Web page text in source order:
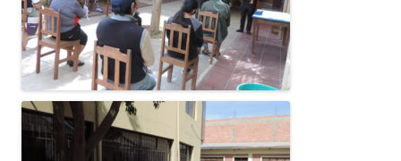
Notícies
Butlletins
Diari de la Fundació
Fundesplai als mitjans
Xarxes socials